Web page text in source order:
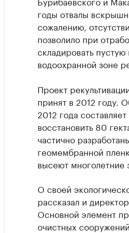
годы отвалы
сожалению,
позволило при
складировать
водоохранной зоне
Проект
принят в 2012 году.
2012 года
восстановить 80
частично
геомембранной
высеют многолетние
О своей
рассказал и
Основной элемент
очистных